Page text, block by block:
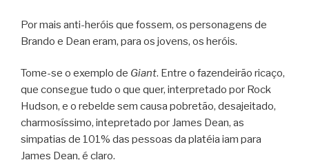
Por mais anti-heróis que fossem, os personagens de
Brando e Dean eram, para os jovens, os heróis.
Tome-se o exemplo de Giant. Entre o fazendeirão ricaço,
que consegue tudo o que quer, interpretado por Rock
Hudson, e o rebelde sem causa pobretão, desajeitado,
charmosíssimo, intepretado por James Dean, as
simpatias de 101% das pessoas da platéia iam para
James Dean, é claro.